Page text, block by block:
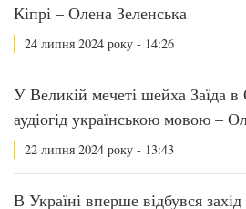
Кіпрі – Олена Зеленська
24 липня 2024 року - 14:26
У Великій мечеті шейха Заїда
аудіогід українською мовою –
22 липня 2024 року - 13:43
В Україні вперше відбувся